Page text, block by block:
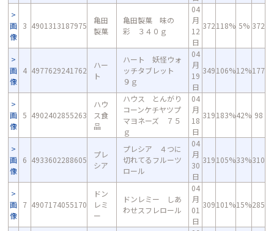
画
像
3 4901313187975
亀田
製菓
亀田製菓 味の
彩 ３４０ｇ
04
月
12
日
372118% 5% 372
画
像
4 4977629241762
ハー
ト
ハート 妖怪ウォ
ッチタブレット
９ｇ
04
月
19
日
349106%12%177
画
像
5 4902402855263
ハウ
ス食
品
ハウス とんがり
コーンケチヤツプ
マヨネーズ ７５
ｇ
04
月
18
日
319183%42% 98
画
像
6 4933602288605
プレ
シア
プレシア ４つに
切れてるフルーツ
ロール
04
月
30
日
319105%33%310
画
像
7 4907174055170
ドン
レミ
ー
ドンレミー しあ
わせスフレロール
04
月
01
日
309101%15%285